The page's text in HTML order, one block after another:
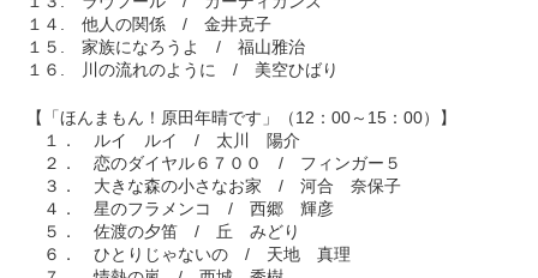
１４. 他人の関係 / 金井克子
１５. 家族になろうよ / 福山雅治
１６. 川の流れのように / 美空ひばり
【「ほんまもん！原田年晴です」（12：00～15：00）】
１． ルイ ルイ / 太川 陽介
２． 恋のダイヤル６７００ / フィンガー５
３． 大きな森の小さなお家 / 河合 奈保子
４． 星のフラメンコ / 西郷 輝彦
５． 佐渡の夕笛 / 丘 みどり
６． ひとりじゃないの / 天地 真理